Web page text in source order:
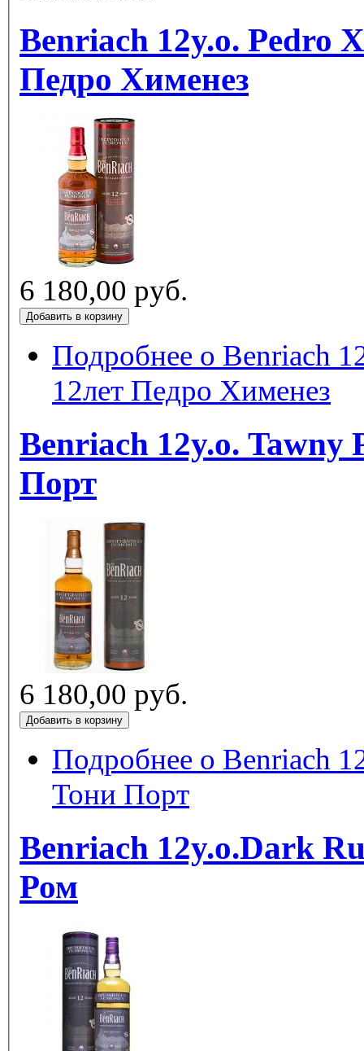
Benriach 12y.o. Pedro
Педро Хименез
6 180,00 руб.
Подробнее о Benriach
12лет Педро Хименез
Benriach 12y.o. Tawny
Порт
6 180,00 руб.
Подробнее о Benriach
Тони Порт
Benriach 12y.o.Dark
Ром